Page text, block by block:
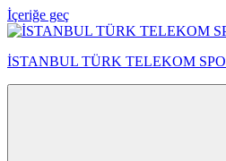
İçeriğe geç
İSTANBUL TÜRK TELEKOM